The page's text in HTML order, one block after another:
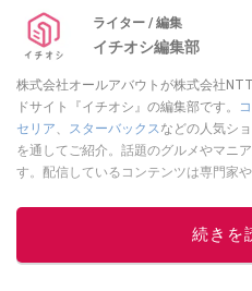
ライター / 編集
イチオシ編集部
株式会社オールアバウトが株式会社
ドサイト『イチオシ』の編集部です。
セリア、 スターバックスなどの人気シ
を通してご紹介。話題のグルメやマニ
す。配信しているコンテンツは専門家
ニュースでフォロー
続きを